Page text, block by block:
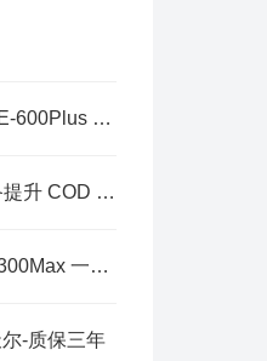
消解比色一体化集成！TE-600Plus 便携系统实现总磷四项指标野外同步快检
TE-3000Max 一体化设备提升 COD 氨氮总磷总氮化验效率
告别多台仪器分测，TE-300Max 一体化设备提升 COD 氨氮总磷总氮检测效率
-质保三年